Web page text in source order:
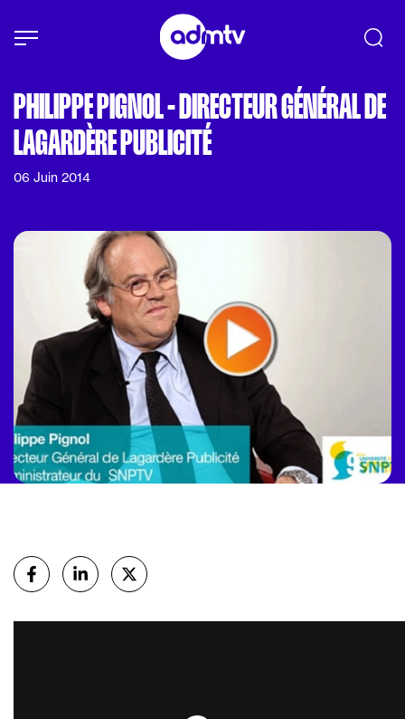
Aller au contenu principal
PHILIPPE PIGNOL - DIRECTEUR GÉNÉRAL DE
LAGARDÈRE PUBLICITÉ
06 Juin 2014
Partager
sur Facebook
sur Linkedinsur X (Twitter)
Panneau de gestion des cookies